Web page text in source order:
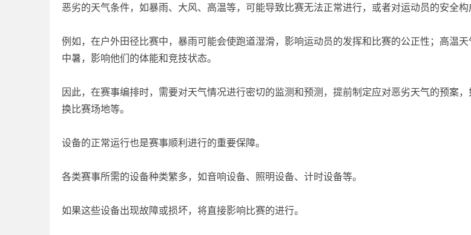
恶劣的天气条件，如暴雨、大风、高温等，可能导致比赛无法正常进行，或者对运动员的安全构
例如，在户外田径比赛中，暴雨可能会使跑道湿滑，影响运动员的发挥和比赛的公正性；高温
中暑，影响他们的体能和竞技状态。
因此，在赛事编排时，需要对天气情况进行密切的监测和预测，提前制定应对恶劣天气的预案
换比赛场地等。
设备的正常运行也是赛事顺利进行的重要保障。
各类赛事所需的设备种类繁多，如音响设备、照明设备、计时设备等。
如果这些设备出现故障或损坏，将直接影响比赛的进行。